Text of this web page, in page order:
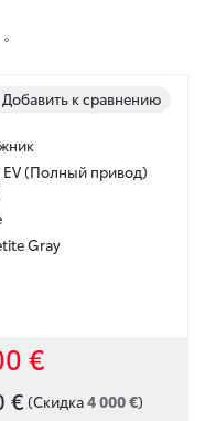
Добавить к сравнению
EV (Полный привод)
Gray
€
€ (Скидка4 000 €)